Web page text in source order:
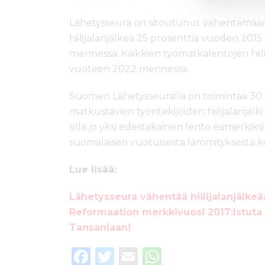
Lähetysseura on sitoutunut
hiilijalanjälkeä 25 prosenttia vuoden
mennessä. Kaikkien työmatkalentojen
vuoteen 2022 mennessä.
Suomen Lähetysseuralla on toimintaa 30
matkustavien työntekijöiden
sillä jo yksi edestakainen lento
suomalaisen vuotuisesta lämmityksestä
Lue lisää:
Lähetysseura vähentää
Reformaation merkkivuosi
Tansaniaan!
F
T
E